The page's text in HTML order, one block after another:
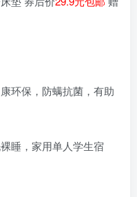
环保，防螨抗菌，有助
睡，家用单人学生宿